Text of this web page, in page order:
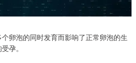
卵泡的同时发育而影响了正常卵泡的生
孕。